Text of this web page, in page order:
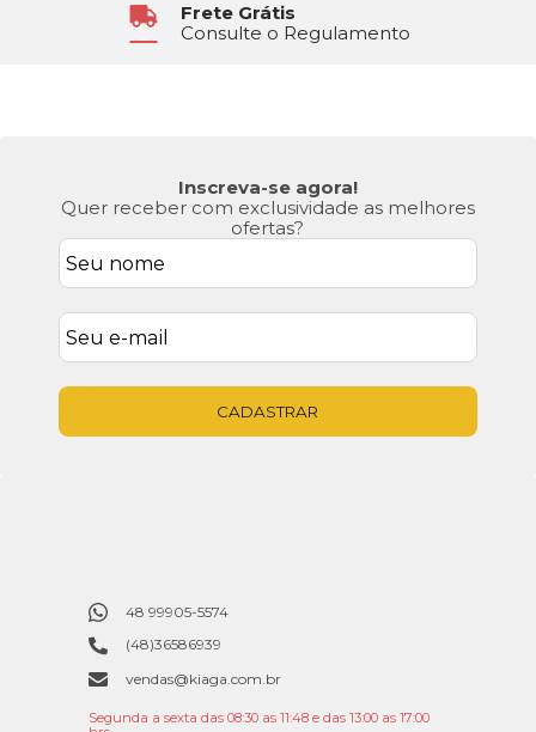
Frete Grátis
Consulte o Regulamento
Inscreva-se agora!
Quer receber com exclusividade as melhores
ofertas?
CADASTRAR
48 99905-5574
(48)36586939
vendas@kiaga.com.br
Segunda a sexta das 08:30 as 11:48 e das 13:00 as 17:00